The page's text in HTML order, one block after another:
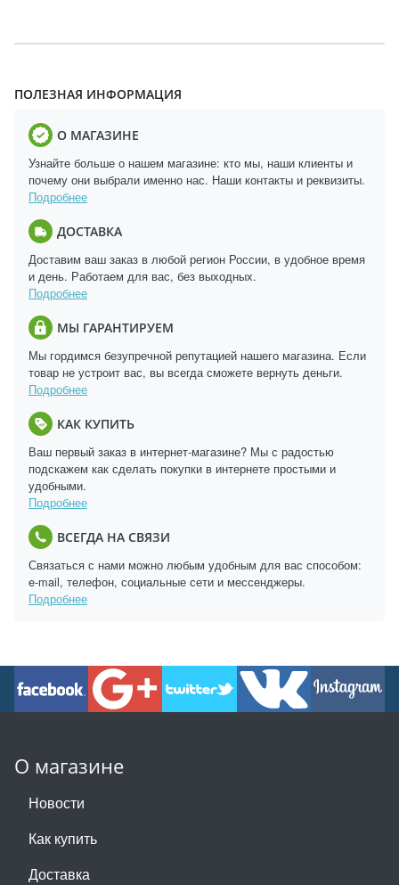
ПОЛЕЗНАЯ ИНФОРМАЦИЯ
О МАГАЗИНЕ
Узнайте больше о нашем магазине: кто мы, наши клиенты и
почему они выбрали именно нас. Наши контакты и реквизиты.
Подробнее
ДОСТАВКА
Доставим ваш заказ в любой регион России, в удобное время
и день. Работаем для вас, без выходных.
Подробнее
МЫ ГАРАНТИРУЕМ
Мы гордимся безупречной репутацией нашего магазина. Если
товар не устроит вас, вы всегда сможете вернуть деньги.
Подробнее
КАК КУПИТЬ
Ваш первый заказ в интернет-магазине? Мы с радостью
подскажем как сделать покупки в интернете простыми и
удобными.
Подробнее
ВСЕГДА НА СВЯЗИ
Связаться с нами можно любым удобным для вас способом:
e-mail, телефон, социальные сети и мессенджеры.
Подробнее
О магазине
Новости
Как купить
Доставка